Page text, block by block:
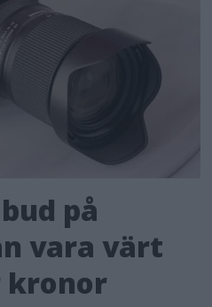
på
vara värt
kronor